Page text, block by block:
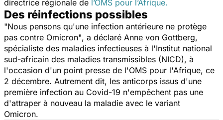
directrice régionale de l’OMS pour l’Afrique.
Des réinfections possibles
"Nous pensons qu'une infection antérieure ne protège
pas contre Omicron", a déclaré Anne von Gottberg,
spécialiste des maladies infectieuses à l'Institut national
sud-africain des maladies transmissibles (NICD), à
l'occasion d'un point presse de l'OMS pour l'Afrique, ce
2 décembre. Autrement dit, les anticorps issus d'une
première infection au Covid-19 n'empêchent pas une
d'attraper à nouveau la maladie avec le variant
Omicron.